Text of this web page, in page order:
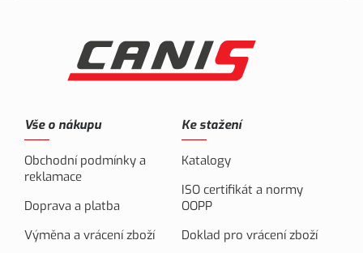
Vše o nákupu
Obchodní podmínky a
reklamace
Doprava a platba
Výměna a vrácení zboží
Ke stažení
Katalogy
ISO certifikát a normy
OOPP
Doklad pro vrácení zboží